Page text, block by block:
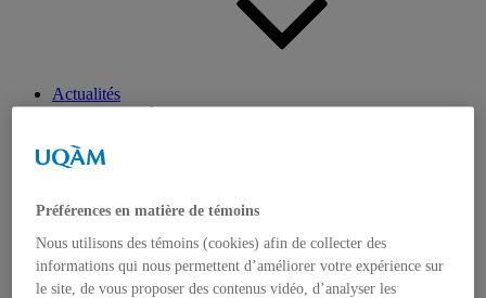
Actualités
Appels à contributions
Communiqués
Préférences en matière de témoins
Nous utilisons des témoins (cookies) afin de collecter des
informations qui nous permettent d’améliorer votre expérience sur
le site, de vous proposer des contenus vidéo, d’analyser les